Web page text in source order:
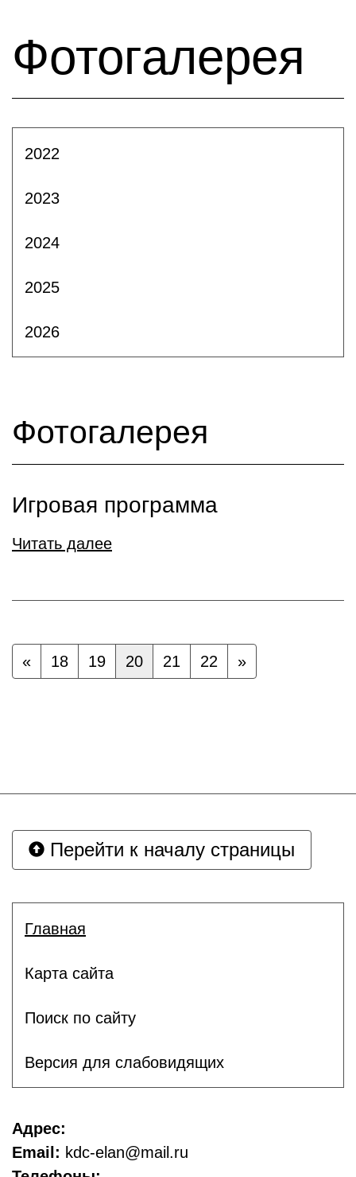
Фотогалерея
2022
2023
2024
2025
2026
Фотогалерея
Игровая программа
Читать далее
« 18 19 20 21 22 »
Перейти к началу страницы
Главная
Карта сайта
Поиск по сайту
Версия для слабовидящих
Адрес:
Email: kdc-elan@mail.ru